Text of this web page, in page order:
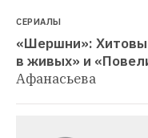
СЕРИАЛЫ
«Шершни»:
в живых» и
Афанасьева